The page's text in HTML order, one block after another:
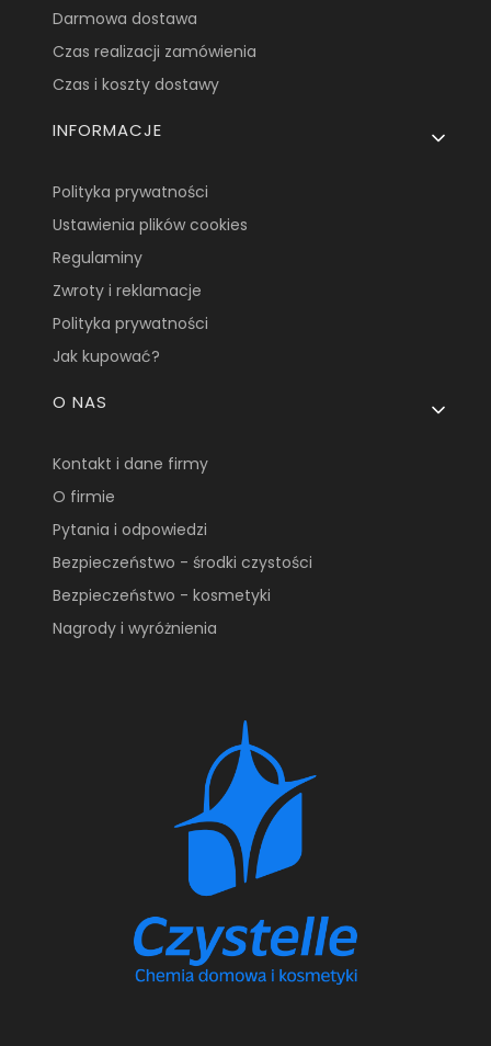
Darmowa dostawa
Czas realizacji zamówienia
Czas i koszty dostawy
INFORMACJE
Polityka prywatności
Ustawienia plików cookies
Regulaminy
Zwroty i reklamacje
Polityka prywatności
Jak kupować?
O NAS
Kontakt i dane firmy
O firmie
Pytania i odpowiedzi
Bezpieczeństwo - środki czystości
Bezpieczeństwo - kosmetyki
Nagrody i wyróżnienia